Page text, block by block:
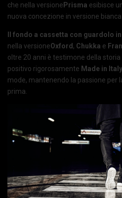
che nella versionePrisma esibisce
nuova concezione in versione bianca
Il fondo a cassetta con guardolo
nella versioneOxford, Chukka e
oltre 20 anni è testimone della storia
positivo rigorosamente Made in Italy
mode, mantenendo la passione per
prima.